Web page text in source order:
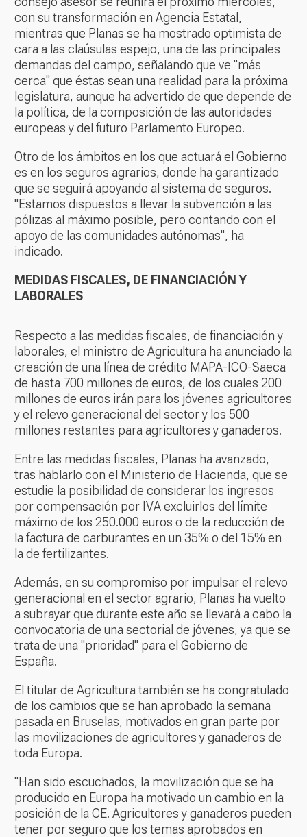
con su transformación en Agencia Estatal,
mientras que Planas se ha mostrado optimista de
cara a las claúsulas espejo, una de las principales
demandas del campo, señalando que ve "más
cerca" que éstas sean una realidad para la próxima
legislatura, aunque ha advertido de que depende de
la política, de la composición de las autoridades
europeas y del futuro Parlamento Europeo.
Otro de los ámbitos en los que actuará el Gobierno
es en los seguros agrarios, donde ha garantizado
que se seguirá apoyando al sistema de seguros.
"Estamos dispuestos a llevar la subvención a las
pólizas al máximo posible, pero contando con el
apoyo de las comunidades autónomas", ha
indicado.
MEDIDAS FISCALES, DE FINANCIACIÓN Y
LABORALES
Respecto a las medidas fiscales, de financiación y
laborales, el ministro de Agricultura ha anunciado la
creación de una línea de crédito MAPA-ICO-Saeca
de hasta 700 millones de euros, de los cuales 200
millones de euros irán para los jóvenes agricultores
y el relevo generacional del sector y los 500
millones restantes para agricultores y ganaderos.
Entre las medidas fiscales, Planas ha avanzado,
tras hablarlo con el Ministerio de Hacienda, que se
estudie la posibilidad de considerar los ingresos
por compensación por IVA excluirlos del límite
máximo de los 250.000 euros o de la reducción de
la factura de carburantes en un 35% o del 15% en
la de fertilizantes.
Además, en su compromiso por impulsar el relevo
generacional en el sector agrario, Planas ha vuelto
a subrayar que durante este año se llevará a cabo la
convocatoria de una sectorial de jóvenes, ya que se
trata de una "prioridad" para el Gobierno de
España.
El titular de Agricultura también se ha congratulado
de los cambios que se han aprobado la semana
pasada en Bruselas, motivados en gran parte por
las movilizaciones de agricultores y ganaderos de
toda Europa.
"Han sido escuchados, la movilización que se ha
producido en Europa ha motivado un cambio en la
posición de la CE. Agricultores y ganaderos pueden
tener por seguro que los temas aprobados en